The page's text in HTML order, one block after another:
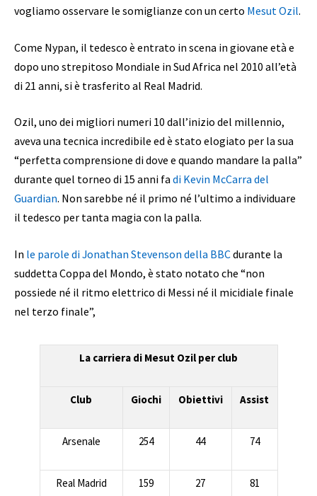
vogliamo osservare le somiglianze con un certo Mesut Ozil.
Come Nypan, il tedesco è entrato in scena in giovane età e
dopo uno strepitoso Mondiale in Sud Africa nel 2010 all’età
di 21 anni, si è trasferito al Real Madrid.
Ozil, uno dei migliori numeri 10 dall’inizio del millennio,
aveva una tecnica incredibile ed è stato elogiato per la sua
“perfetta comprensione di dove e quando mandare la palla”
durante quel torneo di 15 anni fa di Kevin McCarra del
Guardian. Non sarebbe né il primo né l’ultimo a individuare
il tedesco per tanta magia con la palla.
In le parole di Jonathan Stevenson della BBCdurante la
suddetta Coppa del Mondo, è stato notato che “non
possiede né il ritmo elettrico di Messi né il micidiale finale
nel terzo finale”,
La carriera di Mesut Ozil per club
Club Giochi Obiettivi Assist
Arsenale 254 44 74
Real Madrid 159 27 81